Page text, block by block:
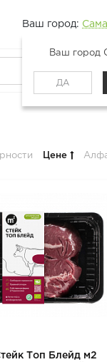
Ваш город:
Ваш город
ДА
Цене
Топ Блейд м2